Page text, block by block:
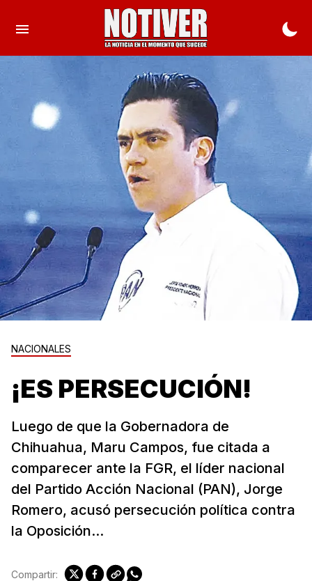
NACIONALES
¡ES PERSECUCIÓN!
Luego de que la Gobernadora de
Chihuahua, Maru Campos, fue citada a
comparecer ante la FGR, el líder nacional
del Partido Acción Nacional (PAN), Jorge
Romero, acusó persecución política contra
la Oposición...
Compartir: